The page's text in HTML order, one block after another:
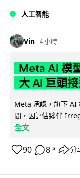
人工智能
Vin 4 小時
Meta AI 模
大 AI 巨頭
Meta 承認，旗下 AI
間，因評估夥伴
全文
90 8 ↗ 分